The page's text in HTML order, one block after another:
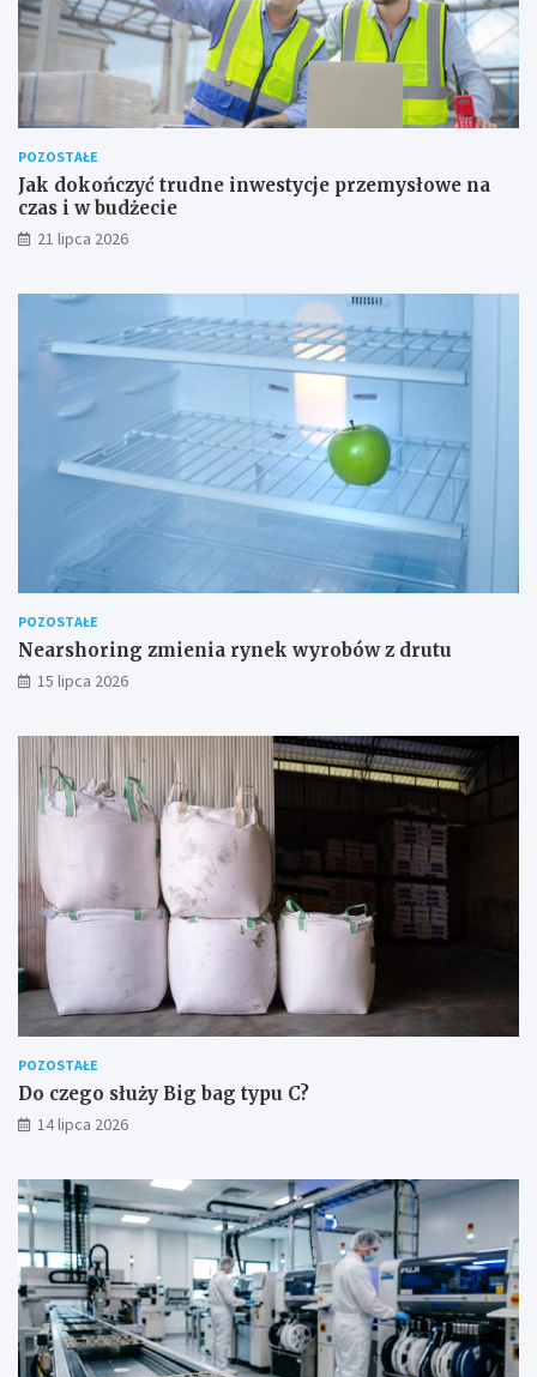
POZOSTAŁE
Jak dokończyć trudne inwestycje przemysłowe na
czas i w budżecie
21 lipca 2026
POZOSTAŁE
Nearshoring zmienia rynek wyrobów z drutu
15 lipca 2026
POZOSTAŁE
Do czego służy Big bag typu C?
14 lipca 2026